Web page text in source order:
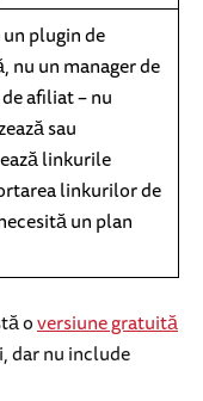
un plugin de
nu un manager de
afiliat – nu
sau
linkurile
linkurilor de
un plan
oversiune gratuită
dar nu include